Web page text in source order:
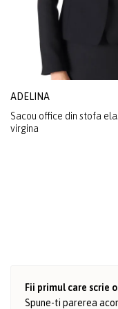
ADELINA
Sacou office din stofa
virgina
Fii primul care scrie
Spune-ti parerea